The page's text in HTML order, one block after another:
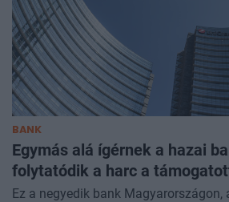
BANK
Egymás alá ígérnek a hazai
folytatódik a harc a
Ez a negyedik bank Magyarországon,